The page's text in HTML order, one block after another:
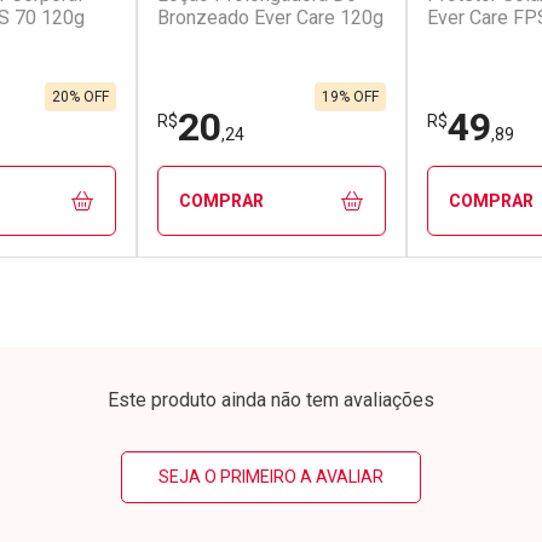
cada
cada
Por R$ 56,00/cada
Por R$ 56,00/cada
Por R$
Por R$
70 120g
20% OFF
Bronzeado Ever Care 120g
R$20,24
19% OFF
COMPRAR
Ever Care
R$49,89
COMPRAR
Este produto ainda não tem avaliações
SEJA O PRIMEIRO A AVALIAR